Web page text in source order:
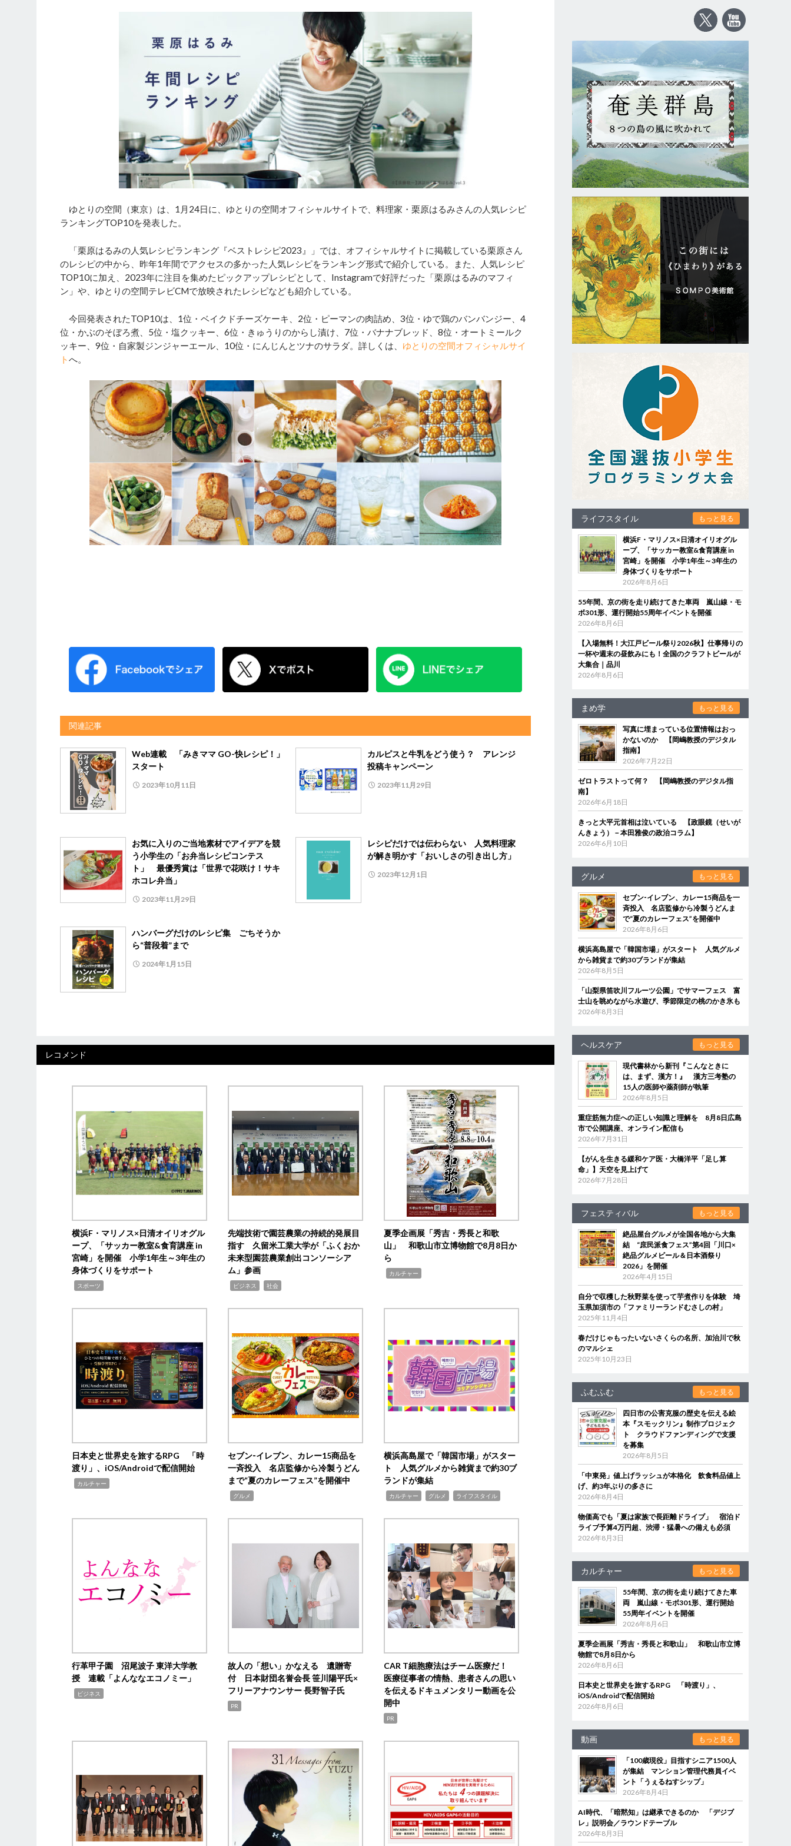
ゆとりの空間（東京）は、1月24日に、ゆとりの空間オフィシャルサイトで、料理家・栗原はるみさんの人気レシピ
ランキングTOP10を発表した。
「栗原はるみの人気レシピランキング『ベストレシピ2023』」では、オフィシャルサイトに掲載している栗原さん
のレシピの中から、昨年1年間でアクセスの多かった人気レシピをランキング形式で紹介している。また、人気レシピ
TOP10に加え、2023年に注目を集めたピックアップレシピとして、Instagramで好評だった「栗原はるみのマフィ
ン」や、ゆとりの空間テレビCMで放映されたレシピなども紹介している。
今回発表されたTOP10は、1位・ベイクドチーズケーキ、2位・ピーマンの肉詰め、3位・ゆで鶏のバンバンジー、4
位・かぶのそぼろ煮、5位・塩クッキー、6位・きゅうりのからし漬け、7位・バナナブレッド、8位・オートミールク
ッキー、9位・自家製ジンジャーエール、10位・にんじんとツナのサラダ。詳しくは、 ゆとりの空間オフィシャルサイ
トへ。
関連記事
Web連載 「みきママ GO-快レシピ！」
スタート
2023年10月11日
カルピスと牛乳をどう使う？ アレンジ
投稿キャンペーン
2023年11月29日
お気に入りのご当地素材でアイデアを競
う小学生の「お弁当レシピコンテス
ト」 最優秀賞は「世界で花咲け！サキ
ホコレ弁当」
2023年11月29日
レシピだけでは伝わらない 人気料理家
が解き明かす「おいしさの引き出し方」
2023年12月1日
ハンバーグだけのレシピ集 ごちそうか
ら“普段着”まで
2024年1月15日
レコメンド
横浜F・マリノス×日清オイリオグル
ープ、「サッカー教室&食育講座 in
宮崎」を開催 小学1年生～3年生の
身体づくりをサポート
スポーツ
先端技術で園芸農業の持続的発展目
指す 久留米工業大学が「ふくおか
未来型園芸農業創出コンソーシア
ム」参画
ビジネス 社会
夏季企画展「秀吉・秀長と和歌
山」 和歌山市立博物館で8月8日か
ら
カルチャー
日本史と世界史を旅するRPG 「時
渡り」、iOS/Androidで配信開始
カルチャー
セブン‐イレブン、カレー15商品を
一斉投入 名店監修から冷製うどん
まで“夏のカレーフェス”を開催中
グルメ
横浜高島屋で「韓国市場」がスター
ト 人気グルメから雑貨まで約30ブ
ランドが集結
カルチャー グルメ ライフスタイル
行革甲子園 沼尾波子 東洋大学教
授 連載「よんななエコノミー」
ビジネス
故人の「想い」かなえる 遺贈寄
付 日本財団名誉会長 笹川陽平氏×
フリーアナウンサー 長野智子氏
PR
CAR T細胞療法はチーム医療だ！
医療従事者の情熱、患者さんの思い
を伝えるドキュメンタリー動画を公
開中
PR
ライフスタイル もっと見る
横浜F・マリノス×日清オイリオグル
ープ、「サッカー教室&食育講座 in
宮崎」を開催 小学1年生～3年生の
身体づくりをサポート
2026年8月6日
55年間、京の街を走り続けてきた車両 嵐山線・モ
ボ301形、運行開始55周年イベントを開催
2026年8月6日
【入場無料！大江戸ビール祭り2026秋】仕事帰りの
一杯や週末の昼飲みにも！全国のクラフトビールが
大集合｜品川
2026年8月6日
まめ学 もっと見る
写真に埋まっている位置情報はおっ
かないのか 【岡嶋教授のデジタル
指南】
2026年7月22日
ゼロトラストって何？ 【岡嶋教授のデジタル指
南】
2026年6月18日
きっと大平元首相は泣いている 【政眼鏡（せいが
んきょう）－本田雅俊の政治コラム】
2026年6月10日
グルメ もっと見る
セブン‐イレブン、カレー15商品を一
斉投入 名店監修から冷製うどんま
で“夏のカレーフェス”を開催中
2026年8月6日
横浜高島屋で「韓国市場」がスタート 人気グルメ
から雑貨まで約30ブランドが集結
2026年8月5日
「山梨県笛吹川フルーツ公園」でサマーフェス 富
士山を眺めながら水遊び、季節限定の桃のかき氷も
2026年8月3日
ヘルスケア もっと見る
現代書林から新刊『こんなときに
は、まず、漢方！』 漢方三考塾の
15人の医師や薬剤師が執筆
2026年8月5日
重症筋無力症への正しい知識と理解を 8月8日広島
市で公開講座、オンライン配信も
2026年7月31日
【がんを生きる緩和ケア医・大橋洋平「足し算
命」】天空を見上げて
2026年7月28日
フェスティバル もっと見る
絶品屋台グルメが全国各地から大集
結 “庶民派食フェス”第4回「川口×
絶品グルメビール＆日本酒祭り
2026」を開催
2026年4月15日
自分で収穫した秋野菜を使って芋煮作りを体験 埼
玉県加須市の「ファミリーランドむさしの村」
2025年11月4日
春だけじゃもったいないさくらの名所、加治川で秋
のマルシェ
2025年10月23日
ふむふむ もっと見る
四日市の公害克服の歴史を伝える絵
本『スモックリン』制作プロジェク
ト クラウドファンディングで支援
を募集
2026年8月5日
「中東発」値上げラッシュが本格化 飲食料品値上
げ、約3年ぶりの多さに
2026年8月4日
物価高でも「夏は家族で長距離ドライブ」 宿泊ド
ライブ予算4万円超、渋滞・猛暑への備えも必須
2026年8月3日
カルチャー もっと見る
55年間、京の街を走り続けてきた車
両 嵐山線・モボ301形、運行開始
55周年イベントを開催
2026年8月6日
夏季企画展「秀吉・秀長と和歌山」 和歌山市立博
物館で8月8日から
2026年8月6日
日本史と世界史を旅するRPG 「時渡り」、
iOS/Androidで配信開始
2026年8月6日
動画 もっと見る
「100歳現役」目指すシニア1500人
が集結 マンション管理代務員イベ
ント「うぇるねすシップ」
2026年8月4日
AI時代、「暗黙知」は継承できるのか 「デジブ
レ」説明会／ラウンドテーブル
2026年8月3日